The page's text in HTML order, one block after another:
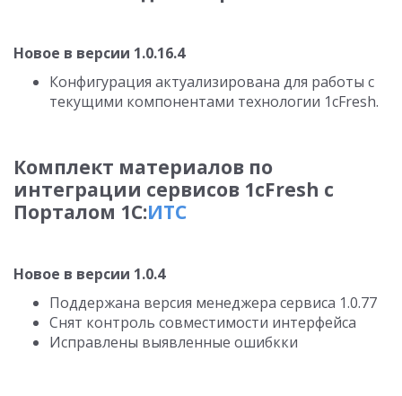
Новое в версии 1.0.16.4
Конфигурация актуализирована для работы с
текущими компонентами технологии 1cFresh.
Комплект материалов по
интеграции сервисов 1cFresh с
Порталом 1С:ИТС
Новое в версии 1.0.4
Поддержана версия менеджера сервиса 1.0.77
Снят контроль совместимости интерфейса
Исправлены выявленные ошибкки